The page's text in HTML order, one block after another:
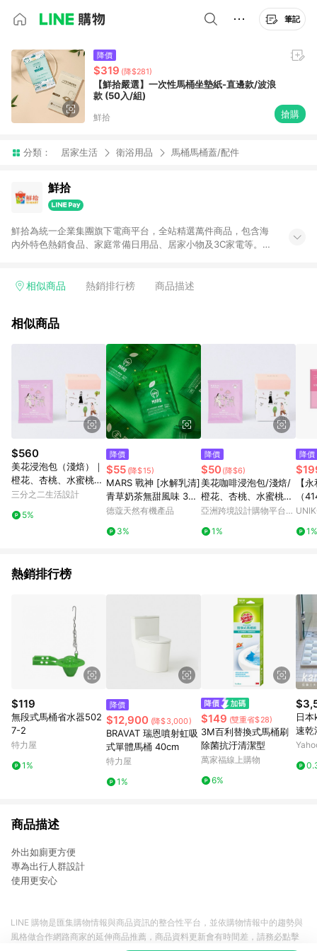
筆記
降價
$319 (降$281)
【鮮拾嚴選】一次性馬桶坐墊紙-直邊款/波浪
款 (50入/組)
鮮拾 搶購
分類： 居家生活 衛浴用品 馬桶馬桶蓋/配件
鮮拾
鮮拾為統一企業集團旗下電商平台，全站精選萬件商品，包含海
內外特色熱銷食品、家庭常備日用品、居家小物及3C家電等。全
有好康。LINE好友招募中搜尋@10mart。 ＊特定 iPhone17 將不
相似商品 熱銷排行榜 商品描述
相似商品
$560
美花浸泡包（淺焙）｜
橙花、杏桃、水蜜桃、
紅茶 10入
三分之二生活設計
5%
降價
$55 (降$15)
MARS 戰神 [水解乳清]
青草奶茶無甜風味 35g
(MAR007)
德蔻天然有機產品
3%
降價
$50(降$6)
美花咖啡浸泡包/淺焙/
橙花、杏桃、水蜜桃、
紅茶 1/5/10入
亞洲跨境設計購物平台
1%
降價
【
（
12
1%
熱銷排行榜
$119
無段式馬桶省水器502
7-2
特力屋
1%
降價
$12,900 (降$3,000)
BRAVAT 瑞恩噴射虹吸
式單體馬桶 40cm
特力屋
1%
$149 (雙重省$28)
3M百利替換式馬桶刷
除菌抗汙清潔型
萬家福線上購物
6%
日
速乾
商品描述
外出如廁更方便
專為出行人群設計
使用更安心
LINE 購物是匯集購物情報與商品資訊的整合性平台，並依購物情報中的趨勢與
風格做合作網路商家的延伸商品推薦，商品資料更新會有時間差，請務必點擊